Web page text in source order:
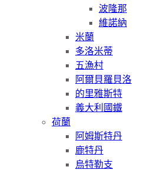
波隆那
維諾納
米蘭
多洛米蒂
五漁村
阿爾貝羅貝洛
的里雅斯特
義大利國鐵
荷蘭
阿姆斯特丹
鹿特丹
烏特勒支